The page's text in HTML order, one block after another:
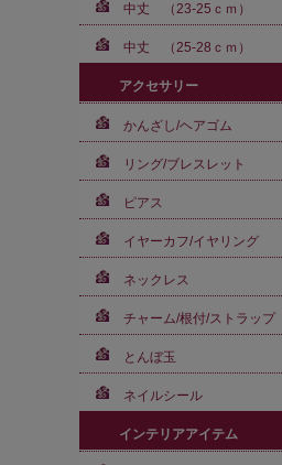
中丈 （23-25ｃｍ）
中丈 （25-28ｃｍ）
アクセサリー
かんざし/ヘアゴム
リング/ブレスレット
ピアス
イヤーカフ/イヤリング
ネックレス
チャーム/根付/ストラップ
とんぼ玉
ネイルシール
インテリアアイテム